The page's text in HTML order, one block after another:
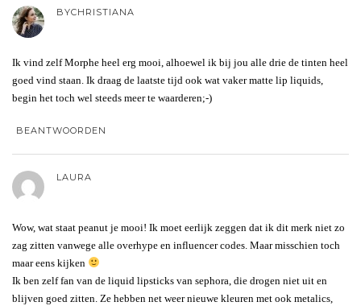
BYCHRISTIANA
Ik vind zelf Morphe heel erg mooi, alhoewel ik bij jou alle drie de tinten heel
goed vind staan. Ik draag de laatste tijd ook wat vaker matte lip liquids,
begin het toch wel steeds meer te waarderen;-)
BEANTWOORDEN
LAURA
Wow, wat staat peanut je mooi! Ik moet eerlijk zeggen dat ik dit merk niet zo
zag zitten vanwege alle overhype en influencer codes. Maar misschien toch
maar eens kijken
Ik ben zelf fan van de liquid lipsticks van sephora, die drogen niet uit en
blijven goed zitten. Ze hebben net weer nieuwe kleuren met ook metalics,